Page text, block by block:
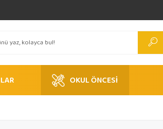
OKUL ÖNCESİ